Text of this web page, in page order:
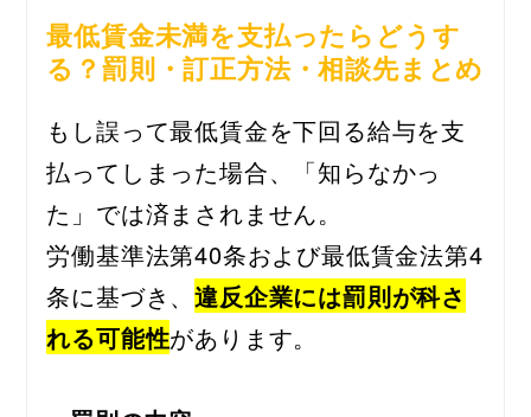
最低賃金未満を支払ったらどうす
る？罰則・訂正方法・相談先まとめ
もし誤って最低賃金を下回る給与を支
払ってしまった場合、「知らなかっ
た」では済まされません。
労働基準法第40条および最低賃金法第4
条に基づき、違反企業には罰則が科さ
れる可能性があります。